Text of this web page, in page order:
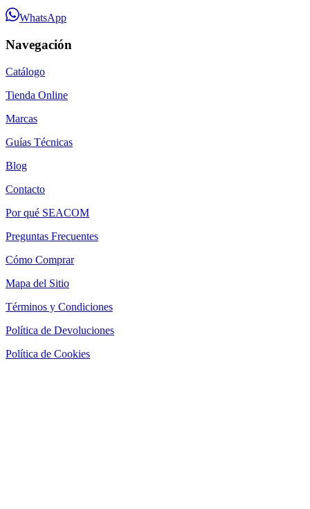
WhatsApp
Navegación
Catálogo
Tienda Online
Marcas
Guías Técnicas
Blog
Contacto
Por qué SEACOM
Preguntas Frecuentes
Cómo Comprar
Mapa del Sitio
Términos y Condiciones
Política de Devoluciones
Política de Cookies